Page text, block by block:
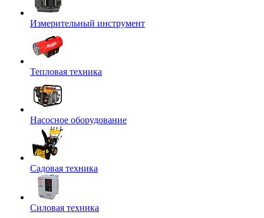
Измерительный инструмент
Тепловая техника
Насосное оборудование
Садовая техника
Силовая техника